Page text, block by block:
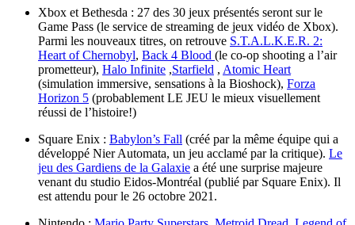
Xbox et Bethesda : 27 des 30 jeux présentés seront sur le
Game Pass (le service de streaming de jeux vidéo de Xbox).
Parmi les nouveaux titres, on retrouve S.T.A.L.K.E.R. 2:
Heart of Chernobyl, Back 4 Blood (le co-op shooting a l’air
prometteur), Halo Infinite ,Starfield , Atomic Heart
(simulation immersive, sensations à la Bioshock), Forza
Horizon 5 (probablement LE JEU le mieux visuellement
réussi de l’histoire!)
Square Enix : Babylon’s Fall (créé par la même équipe qui a
développé Nier Automata, un jeu acclamé par la critique). Le
jeu des Gardiens de la Galaxie a été une surprise majeure
venant du studio Eidos-Montréal (publié par Square Enix). Il
est attendu pour le 26 octobre 2021.